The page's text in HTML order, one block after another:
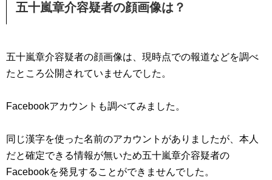
五十嵐章介容疑者の顔画像は？
五十嵐章介容疑者の顔画像は、現時点での報道などを調べ
たところ公開されていませんでした。
Facebookアカウントも調べてみました。
同じ漢字を使った名前のアカウントがありましたが、本人
だと確定できる情報が無いため五十嵐章介容疑者の
Facebookを発見することができませんでした。